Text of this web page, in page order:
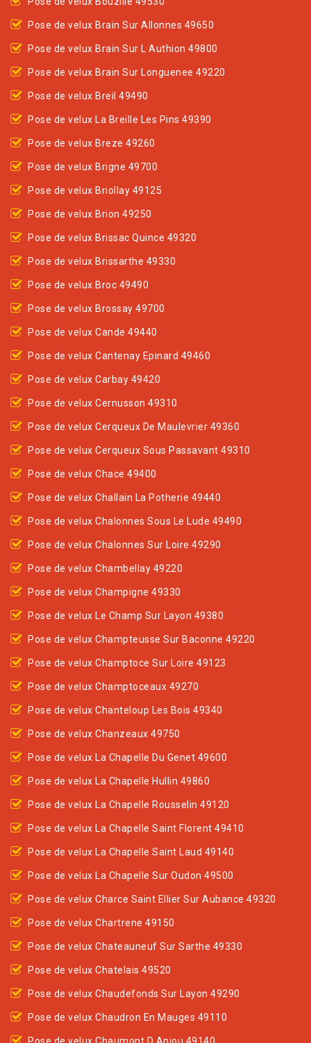
Pose de velux Brain Sur Allonnes 49650
Pose de velux Brain Sur L Authion 49800
Pose de velux Brain Sur Longuenee 49220
Pose de velux Breil 49490
Pose de velux La Breille Les Pins 49390
Pose de velux Breze 49260
Pose de velux Brigne 49700
Pose de velux Briollay 49125
Pose de velux Brion 49250
Pose de velux Brissac Quince 49320
Pose de velux Brissarthe 49330
Pose de velux Broc 49490
Pose de velux Brossay 49700
Pose de velux Cande 49440
Pose de velux Cantenay Epinard 49460
Pose de velux Carbay 49420
Pose de velux Cernusson 49310
Pose de velux Cerqueux De Maulevrier 49360
Pose de velux Cerqueux Sous Passavant 49310
Pose de velux Chace 49400
Pose de velux Challain La Potherie 49440
Pose de velux Chalonnes Sous Le Lude 49490
Pose de velux Chalonnes Sur Loire 49290
Pose de velux Chambellay 49220
Pose de velux Champigne 49330
Pose de velux Le Champ Sur Layon 49380
Pose de velux Champteusse Sur Baconne 49220
Pose de velux Champtoce Sur Loire 49123
Pose de velux Champtoceaux 49270
Pose de velux Chanteloup Les Bois 49340
Pose de velux Chanzeaux 49750
Pose de velux La Chapelle Du Genet 49600
Pose de velux La Chapelle Hullin 49860
Pose de velux La Chapelle Rousselin 49120
Pose de velux La Chapelle Saint Florent 49410
Pose de velux La Chapelle Saint Laud 49140
Pose de velux La Chapelle Sur Oudon 49500
Pose de velux Charce Saint Ellier Sur Aubance 49320
Pose de velux Chartrene 49150
Pose de velux Chateauneuf Sur Sarthe 49330
Pose de velux Chatelais 49520
Pose de velux Chaudefonds Sur Layon 49290
Pose de velux Chaudron En Mauges 49110